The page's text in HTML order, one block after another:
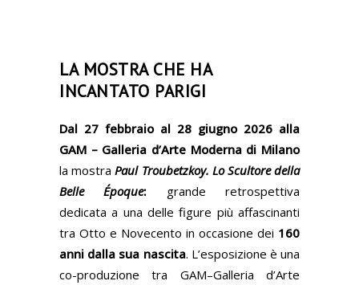
LA MOSTRA CHE HA
INCANTATO PARIGI
Dal 27 febbraio al 28 giugno 2026 alla
GAM – Galleria d’Arte Moderna di Milano
la mostra Paul Troubetzkoy. Lo Scultore della
Belle Époque: grande retrospettiva
dedicata a una delle figure più affascinanti
tra Otto e Novecento in occasione dei 160
anni dalla sua nascita. L’esposizione è una
co-produzione tra GAM–Galleria d’Arte